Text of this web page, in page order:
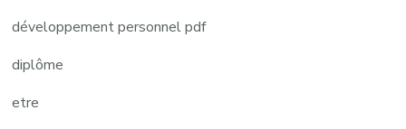
développement personnel pdf
diplôme
etre